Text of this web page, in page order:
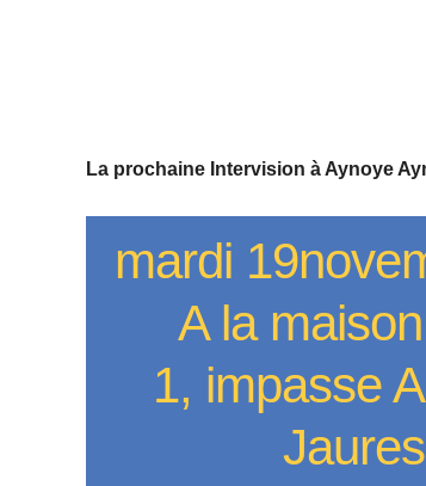
La prochaine Intervision à Aynoye
mardi
A la
1, impasse